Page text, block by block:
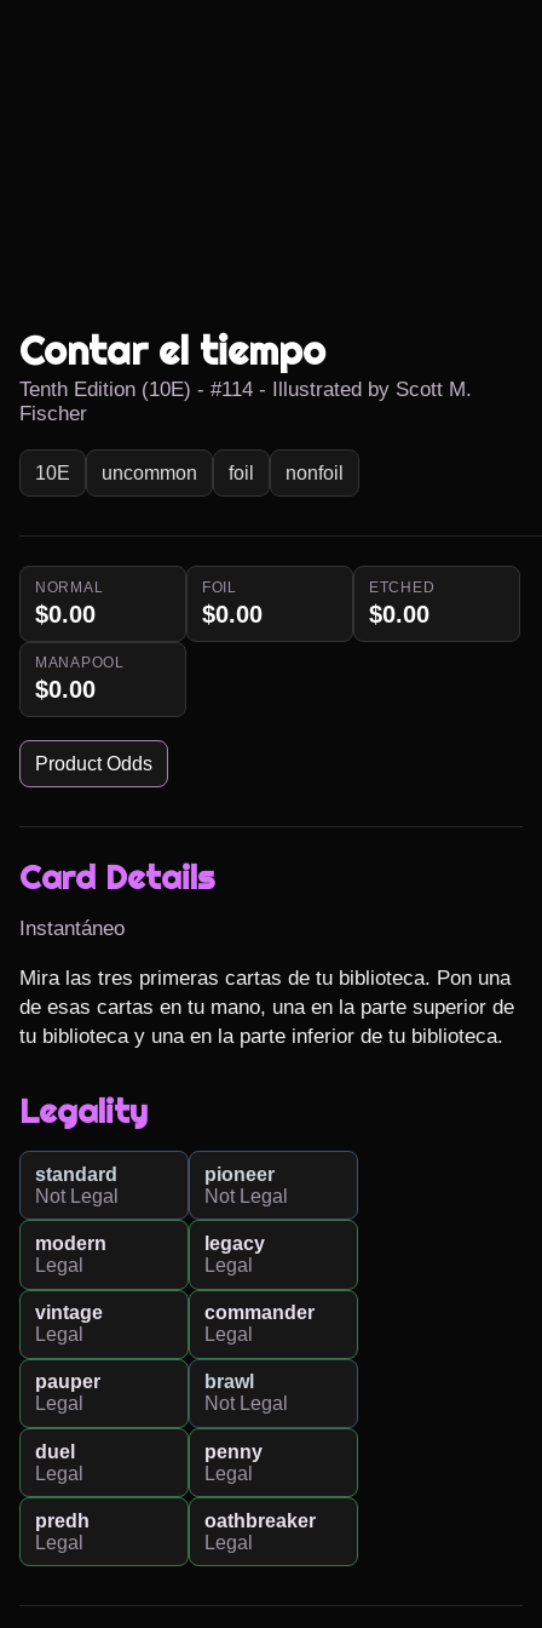
Contar el tiempo
Tenth Edition (10E) - #114 - Illustrated by Scott M.
Fischer
10E uncommon foil nonfoil
NORMAL
$0.00
FOIL
$0.00
ETCHED
$0.00
MANAPOOL
$0.00
Product Odds
Card Details
Instantáneo
Mira las tres primeras cartas de tu biblioteca. Pon una
de esas cartas en tu mano, una en la parte superior de
tu biblioteca y una en la parte inferior de tu biblioteca.
Legality
standard
Not Legal
pioneer
Not Legal
modern
Legal
legacy
Legal
vintage
Legal
commander
Legal
pauper
Legal
brawl
Not Legal
duel
Legal
penny
Legal
predh
Legal
oathbreaker
Legal